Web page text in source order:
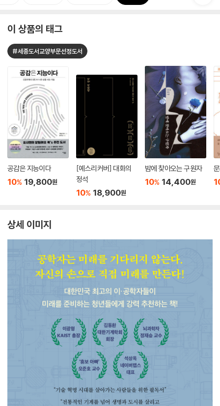
이 상품의 태그
#세종도서교양부문선정도서
공감은 지능이다
10% 19,800원
[예스리커버] 대화의
정석
10% 18,900원
밤에 찾아오는 구원자
10% 14,400원
상세 이미지